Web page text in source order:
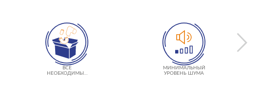
ВСЕ
НЕОБХОДИМЫЕ
МИНИМАЛЬНЫЙ
УРОВЕНЬ ШУМА